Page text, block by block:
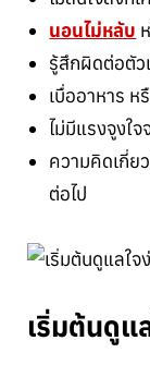
นอนไม่หลับ
รู้สึกผิดต่อตัว
เบื่ออาหาร
ไม่มีแรงจูงใ
ความคิดเกี่ย
ต่อไป
เริ่มต้นดูแ